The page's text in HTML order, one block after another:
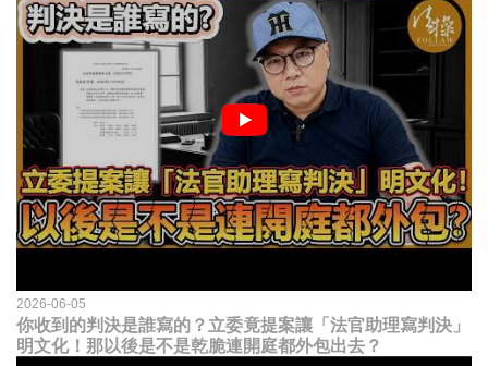
2026-06-05
你收到的判決是誰寫的？立委竟提案讓「法官助理寫判決」
明文化！那以後是不是乾脆連開庭都外包出去？